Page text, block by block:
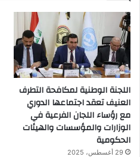
اللجنة الوطنية لمكافحة التطرف
العنيف تعقد اجتماعها الدوري
مع رؤساء اللجان الفرعية في
الوزارات والمؤسسات والهيئات
الحكومية
29 أغسطس، 2025